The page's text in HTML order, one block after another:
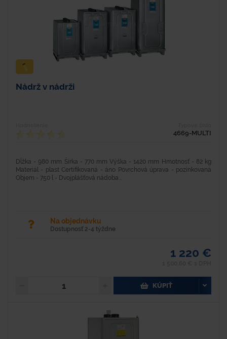
Nádrž v nádrži
4669-MULTI
Dĺžka - 980 mm Šírka - 770 mm Výška - 1420 mm Hmotnosť - 82 kg
Materiál - plast Certifikovaná - áno Povrchová úprava - pozinkovaná
Objem - 750 l - Dvojplášťová nádoba...
Na objednávku
Dostupnosť 2-4 týždne
1 220 €
KÚPIŤ